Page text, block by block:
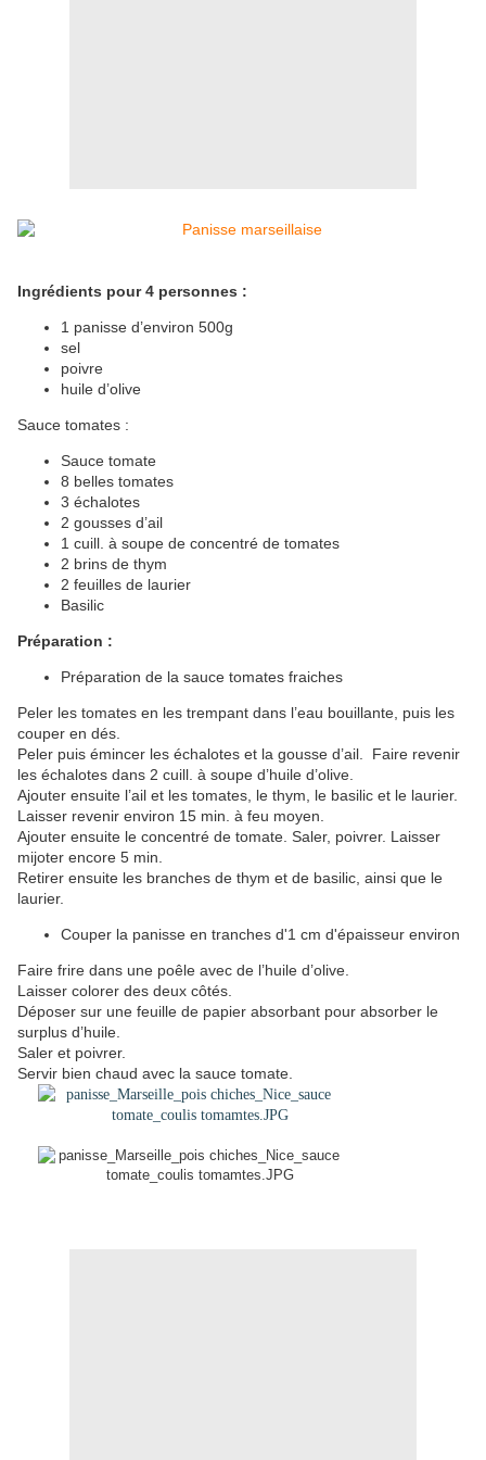
Ingrédients pour 4 personnes :
1 panisse d’environ 500g
sel
poivre
huile d’olive
Sauce tomates :
Sauce tomate
8 belles tomates
3 échalotes
2 gousses d’ail
1 cuill. à soupe de concentré de tomates
2 brins de thym
2 feuilles de laurier
Basilic
Préparation :
Préparation de la sauce tomates fraiches
Peler les tomates en les trempant dans l’eau bouillante, puis les
couper en dés.
Peler puis émincer les échalotes et la gousse d’ail. Faire revenir
les échalotes dans 2 cuill. à soupe d’huile d’olive.
Ajouter ensuite l’ail et les tomates, le thym, le basilic et le laurier.
Laisser revenir environ 15 min. à feu moyen.
Ajouter ensuite le concentré de tomate. Saler, poivrer. Laisser
mijoter encore 5 min.
Retirer ensuite les branches de thym et de basilic, ainsi que le
laurier.
Couper la panisse en tranches d'1 cm d'épaisseur environ
Faire frire dans une poêle avec de l’huile d’olive.
Laisser colorer des deux côtés.
Déposer sur une feuille de papier absorbant pour absorber le
surplus d’huile.
Saler et poivrer.
Servir bien chaud avec la sauce tomate.